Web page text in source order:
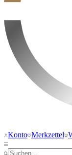
Konto Merkzettel